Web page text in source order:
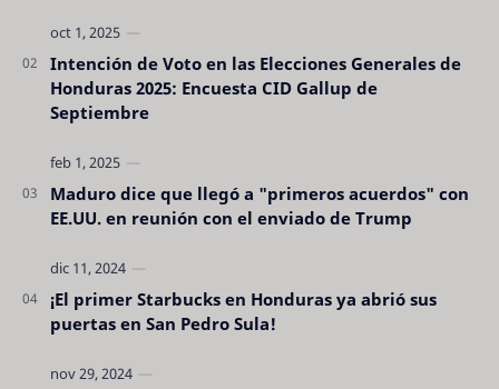
Intención de Voto en las Elecciones Generales de
Honduras 2025: Encuesta CID Gallup de
Septiembre
Maduro dice que llegó a "primeros acuerdos" con
EE.UU. en reunión con el enviado de Trump
¡El primer Starbucks en Honduras ya abrió sus
puertas en San Pedro Sula!